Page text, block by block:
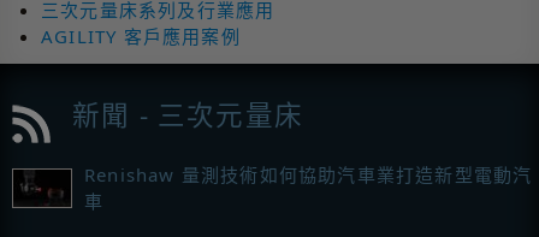
三次元量床系列及行業應用
AGILITY 客戶應用案例
新聞 - 三次元量床
Renishaw 量測技術如何協助汽車業打造新型電動汽
車